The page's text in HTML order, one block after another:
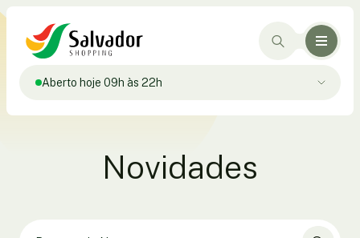
Aberto hoje 09h às 22h
Novidades